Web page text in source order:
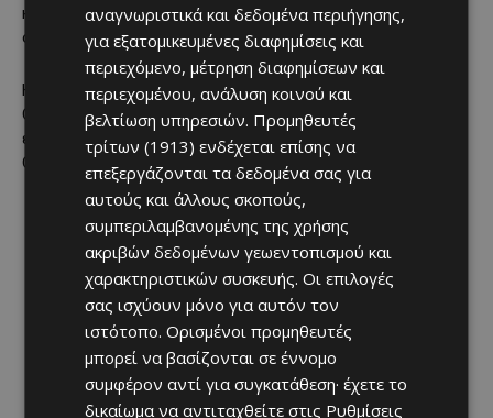
καθοδήγηση και σχέσεις εμπιστοσύνης με μακροπρόθεσμο
ορίζοντα.
Η παρουσία της Τράπεζας στο F.O.C. Family Office Connect
Cyprus επιβεβαιώνει τον ενεργό της ρόλο στη διαμόρφωση
ενός ισχυρού και ανταγωνιστικού οικοσυστήματος Family
Offices στην Κύπρο.
αναγνωριστικά και δεδομένα περιήγησης,
για εξατομικευμένες διαφημίσεις και
περιεχόμενο, μέτρηση διαφημίσεων και
περιεχομένου, ανάλυση κοινού και
βελτίωση υπηρεσιών. Προμηθευτές
τρίτων (1913) ενδέχεται επίσης να
επεξεργάζονται τα δεδομένα σας για
αυτούς και άλλους σκοπούς,
συμπεριλαμβανομένης της χρήσης
ακριβών δεδομένων γεωεντοπισμού και
χαρακτηριστικών συσκευής. Οι επιλογές
σας ισχύουν μόνο για αυτόν τον
ιστότοπο. Ορισμένοι προμηθευτές
μπορεί να βασίζονται σε έννομο
συμφέρον αντί για συγκατάθεση· έχετε το
δικαίωμα να αντιταχθείτε στις Ρυθμίσεις